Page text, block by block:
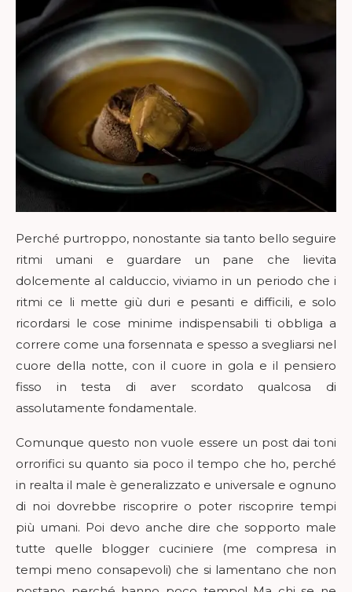
Perché purtroppo, nonostante sia tanto bello seguire
ritmi umani e guardare un pane che lievita
dolcemente al calduccio, viviamo in un periodo che i
ritmi ce li mette giù duri e pesanti e difficili, e solo
ricordarsi le cose minime indispensabili ti obbliga a
correre come una forsennata e spesso a svegliarsi nel
cuore della notte, con il cuore in gola e il pensiero
fisso in testa di aver scordato qualcosa di
assolutamente fondamentale.
Comunque questo non vuole essere un post dai toni
orrorifici su quanto sia poco il tempo che ho, perché
in realta il male è generalizzato e universale e ognuno
di noi dovrebbe riscoprire o poter riscoprire tempi
più umani. Poi devo anche dire che sopporto male
tutte quelle blogger cuciniere (me compresa in
tempi meno consapevoli) che si lamentano che non